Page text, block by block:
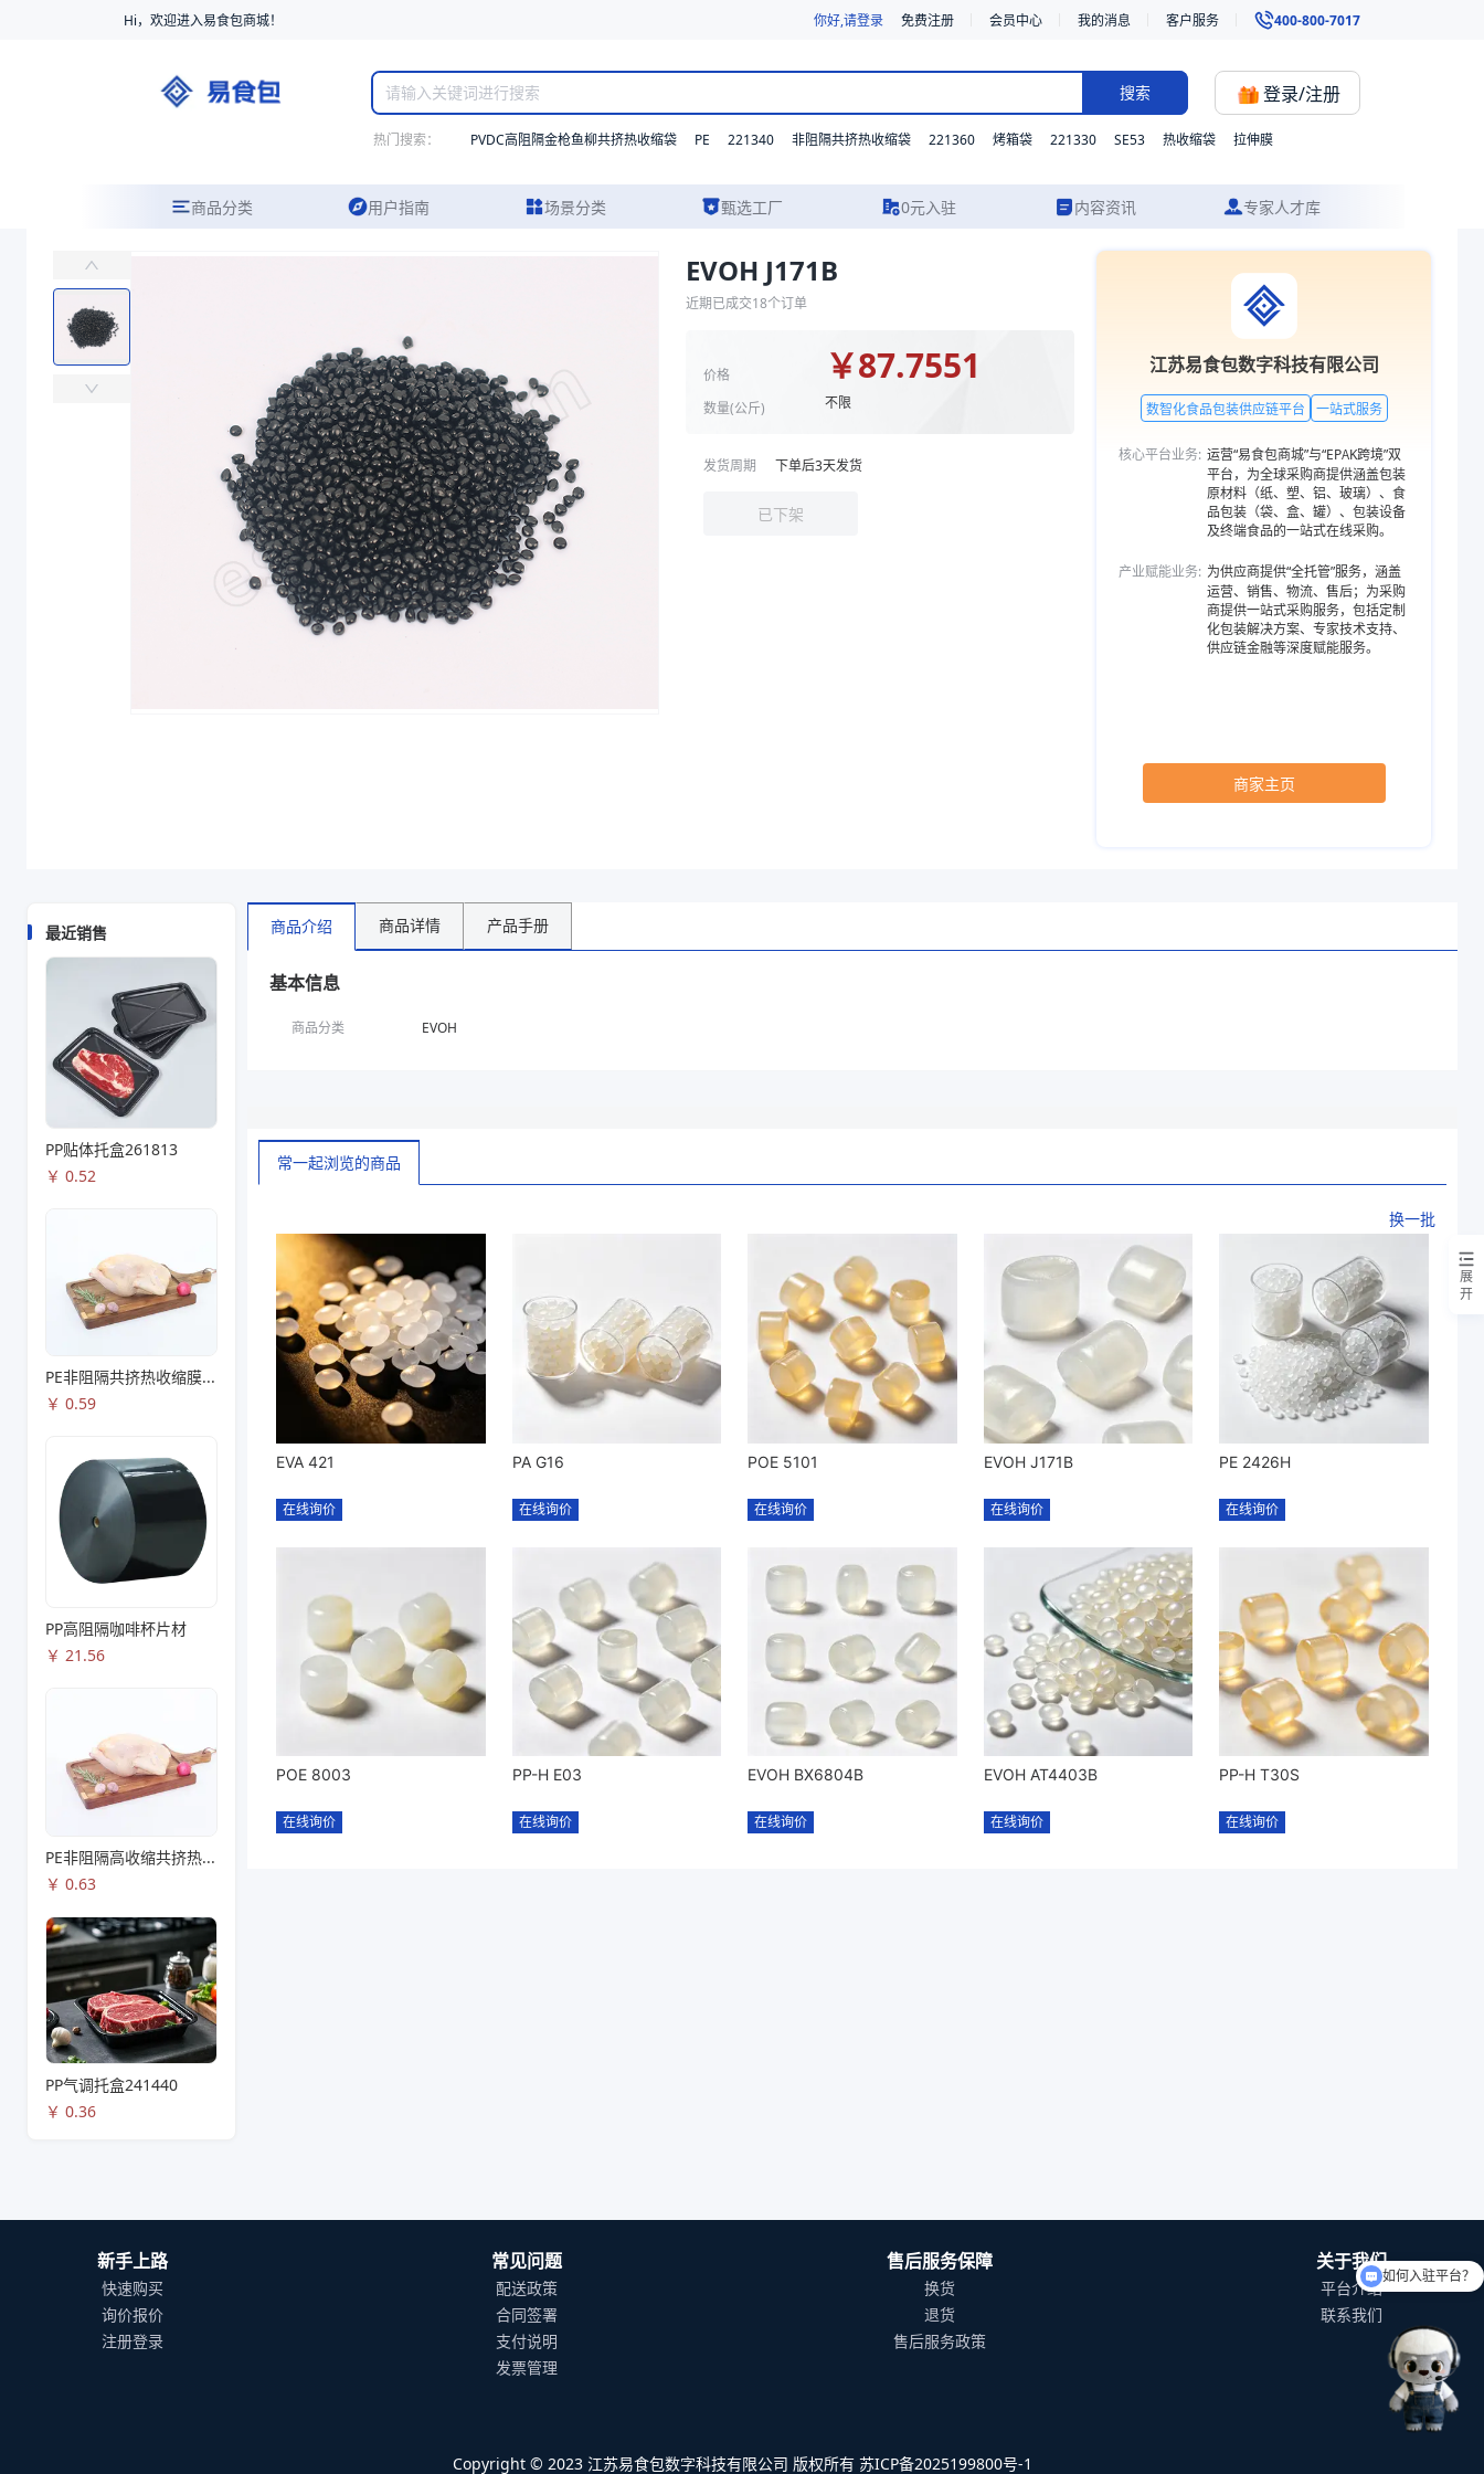
Hi，欢迎进入易食包商城！ 你好,请登录 免费注册 会员中心 我的消息 客户服务 400-800-7017
搜索 登录/注册
热门搜索： PVDC高阻隔金枪鱼柳共挤热收缩袋 PE 221340 非阻隔共挤热收缩袋 221360 烤箱袋 221330 SE53 热收缩袋 拉伸膜
商品分类 用户指南 场景分类 甄选工厂 0元入驻 内容资讯 专家人才库
易食包（EPAK）专注于EVOH J171B包装，提供详尽的规格参数、实物图片及报价参考。我们支持材质、型号与功能的灵活定制，并提供从方案设计到成品交付的一站式食品包装服务。更多包装品类，欢迎访问易食包
￥87.7551
商品分类
可乐丽
EVOH J171B
近期已成交18个订单
价格
数量(公斤)
￥87.7551
不限
发货周期 下单后3天发货
已下架
江苏易食包数字科技有限公司
数智化食品包装供应链平台 一站式服务
核心平台业务: 运营“易食包商城”与“EPAK跨境”双
平台，为全球采购商提供涵盖包装
原材料（纸、塑、铝、玻璃）、食
品包装（袋、盒、罐）、包装设备
及终端食品的一站式在线采购。
产业赋能业务: 为供应商提供“全托管”服务，涵盖
运营、销售、物流、售后；为采购
商提供一站式采购服务，包括定制
化包装解决方案、专家技术支持、
供应链金融等深度赋能服务。
商家主页
最近销售
PP贴体托盒261813
￥ 0.52
PE非阻隔共挤热收缩膜S53
￥ 0.59
PP高阻隔咖啡杯片材
￥ 21.56
PE非阻隔高收缩共挤热收缩膜S83
￥ 0.63
PP气调托盒241440
￥ 0.36
商品介绍 商品详情 产品手册
基本信息
商品分类 EVOH
常一起浏览的商品
换一批
EVA 421
在线询价
PA G16
在线询价
POE 5101
在线询价
EVOH J171B
在线询价
PE 2426H
在线询价
POE 8003
在线询价
PP-H E03
在线询价
EVOH BX6804B
在线询价
EVOH AT4403B
在线询价
PP-H T30S
在线询价
展
开
新手上路
快速购买
询价报价
注册登录
常见问题
配送政策
合同签署
支付说明
发票管理
售后服务保障
换货
退货
售后服务政策
关于我们
平台介绍
联系我们
Copyright © 2023 江苏易食包数字科技有限公司 版权所有 苏ICP备2025199800号-1
可以介绍下你们的产品么